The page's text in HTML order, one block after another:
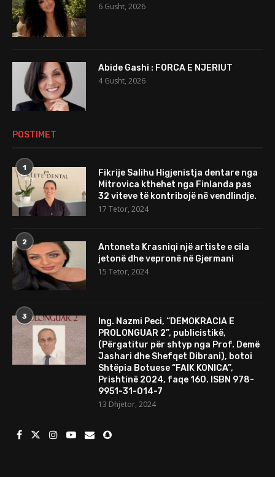
6 Gusht, 2026
Abide Gashi : FORCA E NJERIUT
4 Gusht, 2026
POSTIMET
1
Fikrije Salihu Higjenistja dentare nga
Mitrovica kthehet nga Finlanda pas
32 viteve të kontribojë në vendlindje.
17 Tetor, 2024
2
Antoneta Krasniqi një artiste e cila
jetonë dhe vepronë në Gjermani
15 Tetor, 2024
3
Ing. Nazmi Peci, “DEMOKRACIA E
PROLONGUAR 2”, publicistikë,
(Përgatitur për shtyp nga Prof. Demë
Jashari dhe Shefqet Dibrani), botoi
Shtëpia Botuese “FAIK KONICA”,
Prishtinë 2024, faqe 160. ISBN 978-
9951-31-014-7
13 Dhjetor, 2024